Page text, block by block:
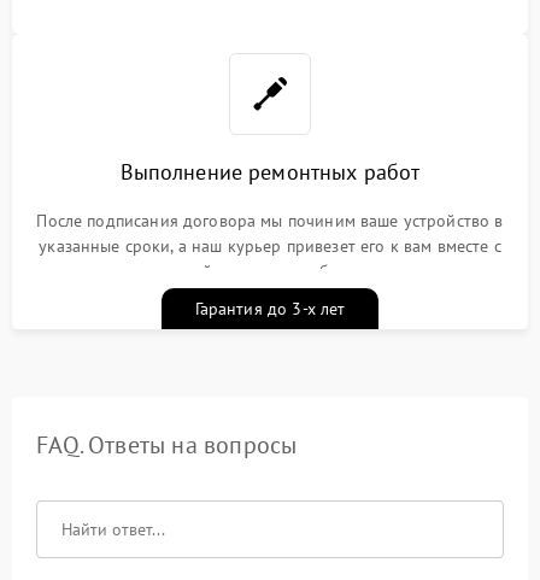
Выполнение ремонтных работ
После подписания договора мы починим ваше устройство в
указанные сроки, а наш курьер привезет его к вам вместе с
гарантийным талоном бесплатно
Гарантия до 3-х лет
FAQ. Ответы на вопросы